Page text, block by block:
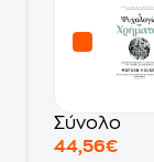
Σύνολο
44,56€